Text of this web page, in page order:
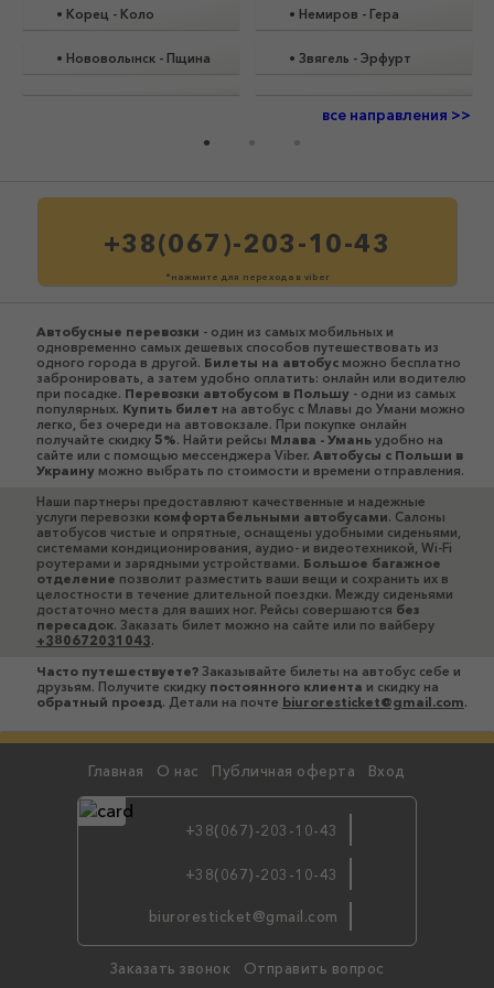
по viber
• Корец - Коло
• Нововолынск- Пщина
• Немиров - Гера
• Звягель - Эрфурт
все направления >>
+38(067)-203-10-43
*нажмите для перехода в viber
Автобусные перевозки - один из самых мобильных и
одновременно самых дешевых способов путешествовать из
одного города в другой. Билеты на автобусможно бесплатно
забронировать, а затем удобно оплатить: онлайн или водителю
при посадке. Перевозки автобусом в Польшу- одни из самых
популярных. Купить билет на автобус с Млавы до Умани можно
легко, без очереди на автовокзале. При покупке онлайн
получайте скидку 5%. Найти рейсы Млава - Уманьудобно на
сайте или с помощью мессенджера Viber. Автобусы c Польши в
Украинуможно выбрать по стоимости и времени отправления.
Наши партнеры предоставляют качественные и надежные
услуги перевозки комфортабельными автобусами. Салоны
автобусов чистые и опрятные, оснащены удобными сиденьями,
системами кондиционирования, аудио- и видеотехникой, Wi-Fi
роутерами и зарядными устройствами. Большое багажное
отделение позволит разместить ваши вещи и сохранить их в
целостности в течение длительной поездки. Между сиденьями
достаточно места для ваших ног. Рейсы совершаются без
пересадок. Заказать билет можно на сайте или по вайберу
+380672031043.
Часто путешествуете?Заказывайте билеты на автобус себе и
друзьям. Получите скидку постоянного клиента и скидку на
обратный проезд. Детали на почте biuroresticket@gmail.com.
Главная О нас Публичная оферта Вход
+38(067)-203-10-43
+38(067)-203-10-43
biuroresticket@gmail.com
Заказать звонок Отправить вопрос